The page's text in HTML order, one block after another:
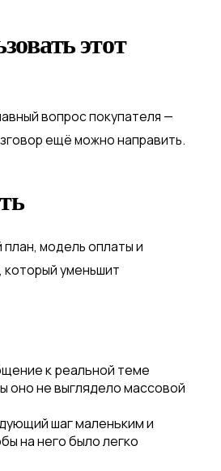
этот
вопрос покупателя —
ещё можно направить.
модель оплаты и
уменьшит
к реальной теме
оно не выглядело массовой
шаг маленьким и
на него было легко